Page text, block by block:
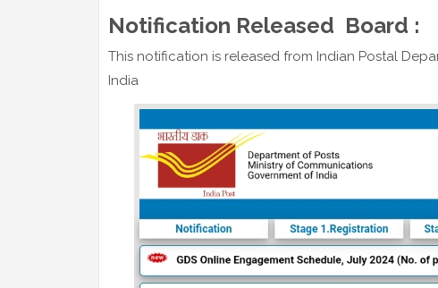
Notification Released Board :
This notification is released from Indian Postal
India